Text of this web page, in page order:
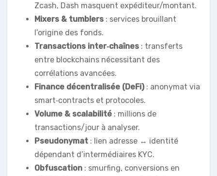
Zcash, Dash masquent expéditeur/montant.
Mixers & tumblers : services brouillant
l’origine des fonds.
Transactions inter‑chaînes : transferts
entre blockchains nécessitant des
corrélations avancées.
Finance décentralisée (DeFi) : anonymat via
smart‑contracts et protocoles.
Volume & scalabilité : millions de
transactions/jour à analyser.
Pseudonymat : lien adresse ↔ identité
dépendant d’intermédiaires KYC.
Obfuscation : smurfing, conversions en